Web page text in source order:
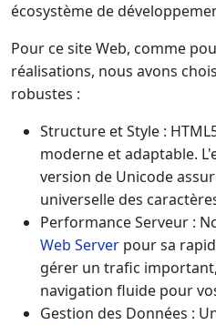
écosystème de
Pour ce site Web, comme
réalisations, nous avons
robustes :
Structure et Style :
moderne et adaptable.
version de Unicode
universelle des
Performance Serveur :
Web Server pour sa
gérer un trafic
navigation fluide pour
Gestion des Données :